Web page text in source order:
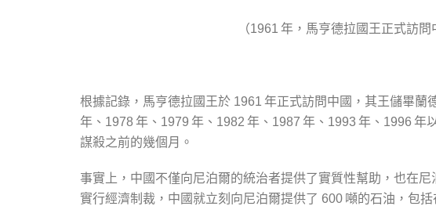
（1961 年，馬亨德拉國王正式訪問
根據記錄，馬亨德拉國王於 1961 年正式訪問中國，其王儲畢蘭
年、 1978 年、 1979 年、 1982 年、 1987 年、 1993 年、 1996 年
謀殺之前的幾個月。
事實上，中國不僅向尼泊爾的統治者提供了實質性幫助，也在
實行經濟制裁，中國就立刻向尼泊爾提供了 600 噸的石油，包